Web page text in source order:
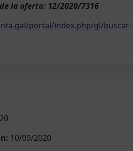
la oferta: 12/2020/7316
portal/index.php/gl/buscar-
10/09/2020